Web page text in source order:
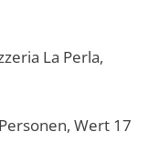
La Perla,
Wert 17